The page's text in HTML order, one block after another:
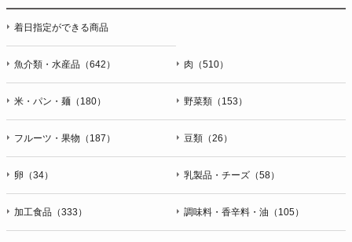
着日指定ができる商品
魚介類・水産品（642） 肉（510）
米・パン・麺（180） 野菜類（153）
フルーツ・果物（187） 豆類（26）
卵（34） 乳製品・チーズ（58）
加工食品（333） 調味料・香辛料・油（105）